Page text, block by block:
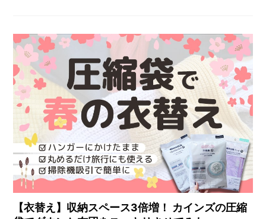
【衣替え】収納スペース3倍増！ カインズの圧縮